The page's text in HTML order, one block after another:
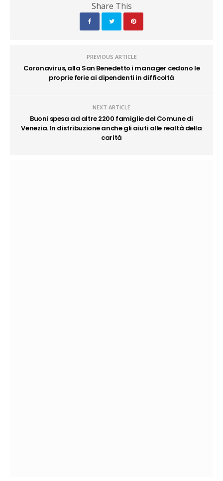
Share This
PREVIOUS ARTICLE
Coronavirus, alla San Benedetto i manager cedono le
proprie ferie ai dipendenti in difficoltà
NEXT ARTICLE
Buoni spesa ad altre 2200 famiglie del Comune di
Venezia. In distribuzione anche gli aiuti alle realtà della
carità